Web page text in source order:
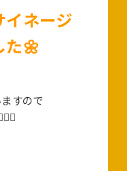
イネージ
た🌼
すので